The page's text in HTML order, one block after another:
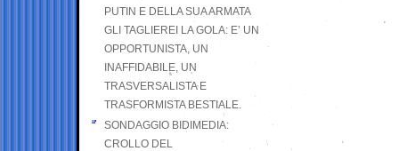
PUTIN E DELLA SUA ARMATA
GLI TAGLIEREI LA GOLA: E’ UN
OPPORTUNISTA, UN
INAFFIDABILE, UN
TRASVERSALISTA E
TRASFORMISTA BESTIALE.
SONDAGGIO BIDIMEDIA:
CROLLO DEL